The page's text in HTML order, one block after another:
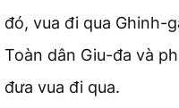
đó, vua đi qua Ghinh-
Toàn dân Giu-đa và
đưa vua đi qua.